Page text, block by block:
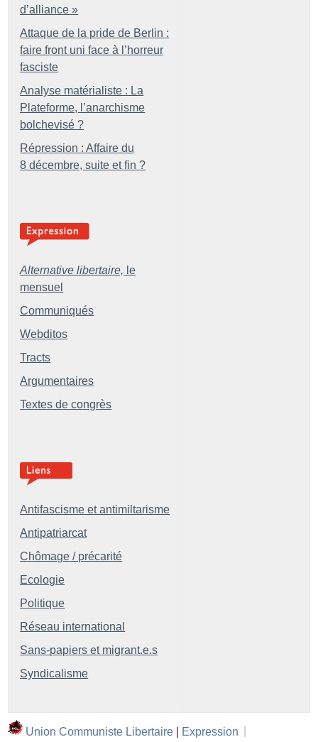
d’alliance »
Attaque de la pride de Berlin :
faire front uni face à l’horreur
fasciste
Analyse matérialiste : La
Plateforme, l’anarchisme
bolchevisé ?
Répression : Affaire du
8 décembre, suite et fin ?
Alternative libertaire, le
mensuel
Communiqués
Webditos
Tracts
Argumentaires
Textes de congrès
Antifascisme et antimiltarisme
Antipatriarcat
Chômage / précarité
Ecologie
Politique
Réseau international
Sans-papiers et migrant.e.s
Syndicalisme
Union Communiste Libertaire | Expression